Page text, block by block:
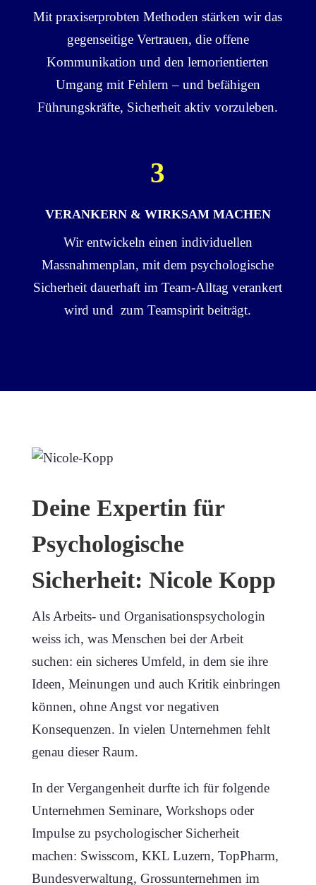
Mit praxiserprobten Methoden stärken wir das
gegenseitige Vertrauen, die offene
Kommunikation und den lernorientierten
Umgang mit Fehlern – und befähigen
Führungskräfte, Sicherheit aktiv vorzuleben.
3
VERANKERN & WIRKSAM MACHEN
Wir entwickeln einen individuellen
Massnahmenplan, mit dem psychologische
Sicherheit dauerhaft im Team-Alltag verankert
wird und zum Teamspirit beiträgt.
Deine Expertin für
Psychologische
Sicherheit: Nicole Kopp
Als Arbeits- und Organisationspsychologin
weiss ich, was Menschen bei der Arbeit
suchen: ein sicheres Umfeld, in dem sie ihre
Ideen, Meinungen und auch Kritik einbringen
können, ohne Angst vor negativen
Konsequenzen. In vielen Unternehmen fehlt
genau dieser Raum.
In der Vergangenheit durfte ich für folgende
Unternehmen Seminare, Workshops oder
Impulse zu psychologischer Sicherheit
machen: Swisscom, KKL Luzern, TopPharm,
Bundesverwaltung, Grossunternehmen im